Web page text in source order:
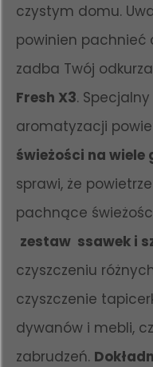
czystym domu.
powinien pachnieć
zadba Twój
Fresh X3.
aromatyzacji
świeżości na
sprawi, że
pachnące
zestaw ssawek i
czyszczeniu
czyszczenie
dywanów i mebli,
zabrudzeń.